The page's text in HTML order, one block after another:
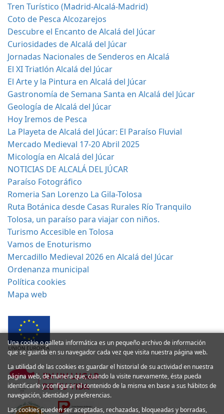
Tren Turístico (Madrid-Alcalá-Madrid)
Coto de Pesca Alcozarejos
Descubre el Encanto de Alcalá del Júcar
Curiosidades de Alcalá del Júcar
Jornadas Nacionales de Senderos en Alcalá
El XI Triatlón Alcalá del Júcar
El Arte y la Pintura en Alcalá del Júcar
Gastronomía de Semana Santa en Alcalá del Júcar
Geología de Alcalá del Júcar
Hoy Iremos de Pesca
La Playeta de Alcalá del Júcar: El Paraíso Fluvial
Mercado Medieval 17-20 Abril 2025
Micología en Alcalá del Júcar
NOTICIAS DE ALCALÁ DEL JÚCAR
Paraíso Fotográfico
Romeria San Lorenzo La Gila-Tolosa
Ruta Botánica desde Casas Rurales Río Tranquilo
Tolosa, un paraíso para viajar con niños.
Turismo Accesible en Tolosa
Vamos de Enoturismo
Mercadillo Medieval 2026 en Alcalá del Júcar
Ordenanza municipal
Política cookies
Mapa web
Una cookie o galleta informática es un pequeño archivo de información
que se guarda en su navegador cada vez que visita nuestra página web.
La utilidad de las cookies es guardar el historial de su actividad en nuestra
página web, de manera que, cuando la visite nuevamente, ésta pueda
identificarle y configurar el contenido de la misma en base a sus hábitos de
navegación, identidad y preferencias.
Las cookies pueden ser aceptadas, rechazadas, bloqueadas y borradas,